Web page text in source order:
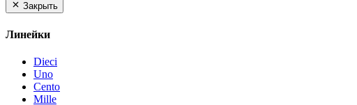
Закрыть
Линейки
Dieci
Uno
Cento
Mille